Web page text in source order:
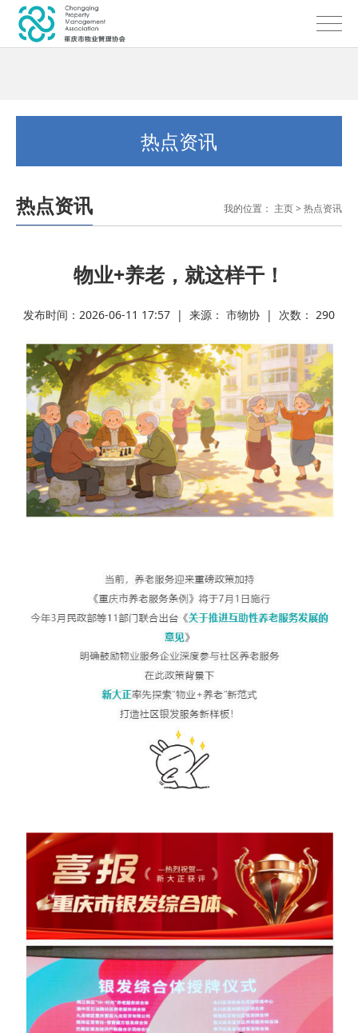
热点资讯
热点资讯 我的位置： 主页> 热点资讯
物业+养老，就这样干！
发布时间：2026-06-11 17:57 | 来源： 市物协 | 次数： 290